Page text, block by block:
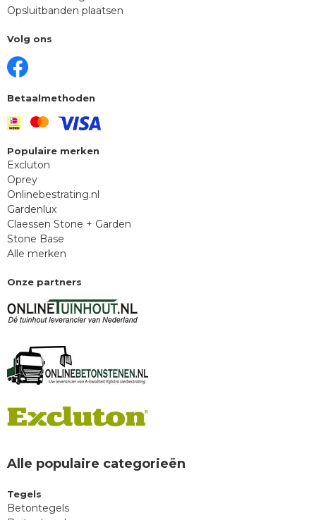
Opsluitbanden plaatsen
Volg ons
Betaalmethoden
Populaire merken
Excluton
Oprey
Onlinebestrating.nl
Gardenlux
Claessen Stone + Garden
Stone Base
Alle merken
Onze partners
Alle populaire categorieën
Tegels
Betontegels